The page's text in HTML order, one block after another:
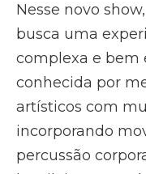
Nesse novo
busca uma
complexa e bem
conhecida por
artísticos com
incorporando
percussão